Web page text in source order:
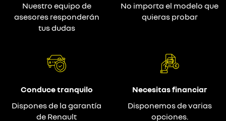
Nuestro equipo de
asesores responderán
tus dudas
No importa el modelo que
quieras probar
Conduce tranquilo
Dispones de la garantía
de Renault
Necesitas financiar
Disponemos de varias
opciones.